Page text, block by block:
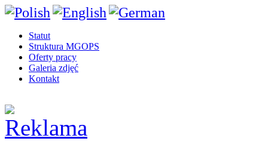
Statut
Struktura MGOPS
Oferty pracy
Galeria zdjęć
Kontakt